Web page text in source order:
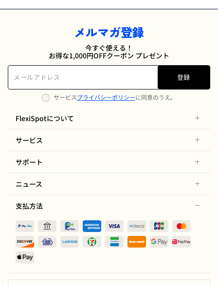
メルマガ登録
今すぐ使える！
お得な1,000円OFFクーポン プレゼント
登録
サービスプライバシーポリシーに同意のうえ。
FlexiSpotについて
サービス
サポート
ニュース
支払方法